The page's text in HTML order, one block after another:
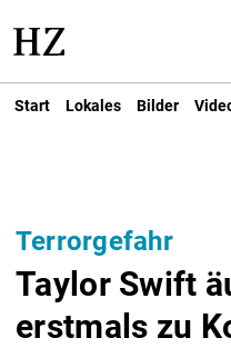
Start Lokales Bilder
Terrorgefahr
Taylor Swift
erstmals zu